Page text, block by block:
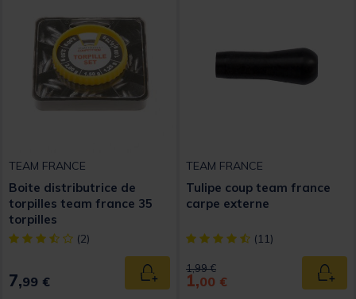
TEAM FRANCE
Boite distributrice de
torpilles team france 35
torpilles
[object Object] out of 5 Customer Rating
(2)
7,99 € Ajouter au panier
TEAM FRANCE
Tulipe coup team france
carpe externe
[object Object] out of 5
(11)
Price reduced from
1,99 €to
1,00 €